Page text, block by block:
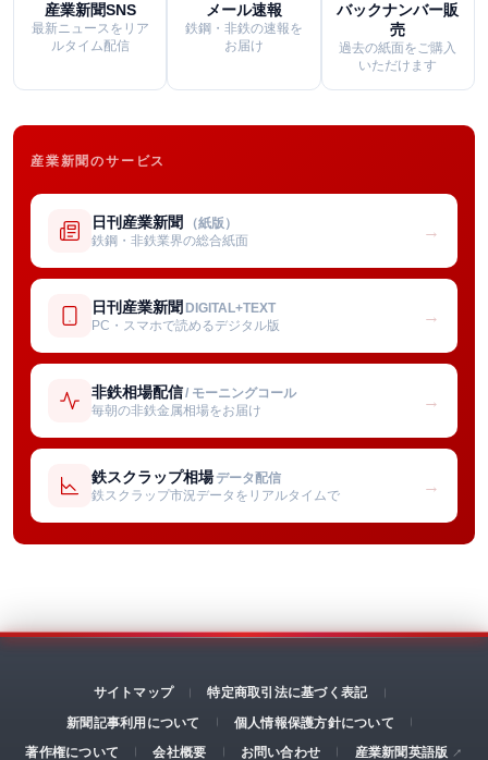
産業新聞SNS
最新ニュースをリア
ルタイム配信
メール速報
鉄鋼・非鉄の速報を
お届け
バックナンバー販
売
過去の紙面をご購入
いただけます
産業新聞のサービス
日刊産業新聞 （紙版）
鉄鋼・非鉄業界の総合紙面
→
日刊産業新聞 DIGITAL+TEXT
PC・スマホで読めるデジタル版
→
非鉄相場配信/ モーニングコール
毎朝の非鉄金属相場をお届け
→
鉄スクラップ相場 データ配信
鉄スクラップ市況データをリアルタイムで
→
サイトマップ
特定商取引法に基づく表記
新聞記事利用について
個人情報保護方針について
著作権について
会社概要 お問い合わせ 産業新聞英語版